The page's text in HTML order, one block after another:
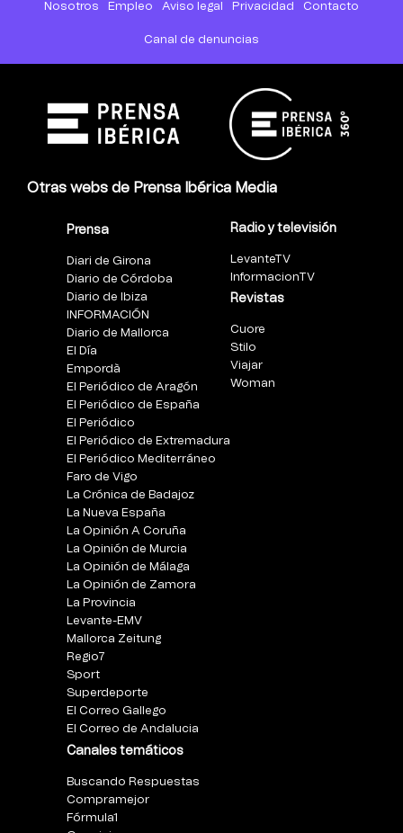
Nosotros Empleo Aviso legal Privacidad Contacto
Canal de denuncias
Otras webs de Prensa Ibérica Media
Prensa
Diari de Girona
Diario de Córdoba
Diario de Ibiza
INFORMACIÓN
Diario de Mallorca
El Día
Empordà
El Periódico de Aragón
El Periódico de España
El Periódico
El Periódico de Extremadura
El Periódico Mediterráneo
Faro de Vigo
La Crónica de Badajoz
La Nueva España
La Opinión A Coruña
La Opinión de Murcia
La Opinión de Málaga
La Opinión de Zamora
La Provincia
Levante-EMV
Mallorca Zeitung
Regio7
Sport
Superdeporte
El Correo Gallego
El Correo de Andalucia
Canales temáticos
Buscando Respuestas
Compramejor
Fórmula1
Radio y televisión
LevanteTV
InformacionTV
Revistas
Cuore
Stilo
Viajar
Woman